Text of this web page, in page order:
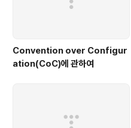
Convention over Configur
ation(CoC)에 관하여